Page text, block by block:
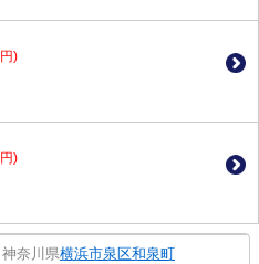
)
)
神奈川県横浜市泉区和泉町